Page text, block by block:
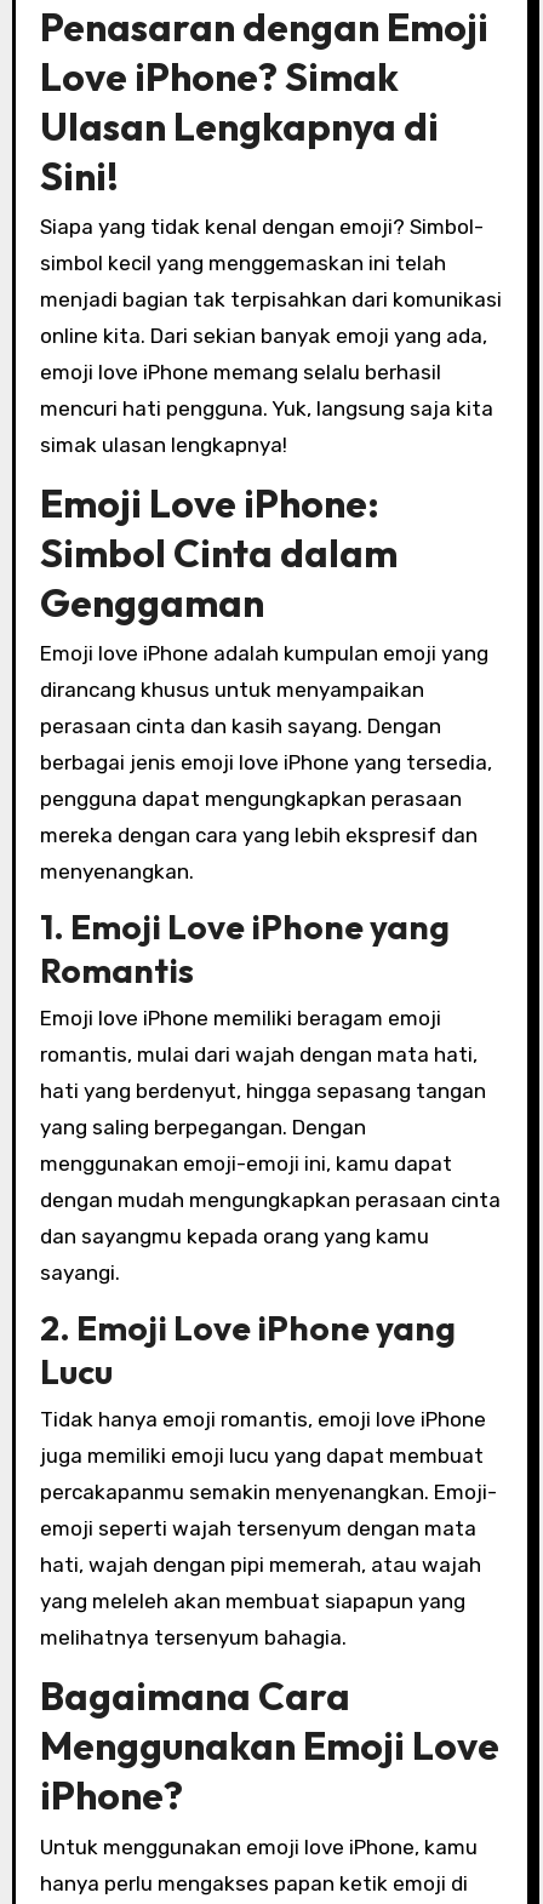
Penasaran dengan Emoji
Love iPhone? Simak
Ulasan Lengkapnya di
Sini!
Siapa yang tidak kenal dengan emoji? Simbol-
simbol kecil yang menggemaskan ini telah
menjadi bagian tak terpisahkan dari komunikasi
online kita. Dari sekian banyak emoji yang ada,
emoji love iPhone memang selalu berhasil
mencuri hati pengguna. Yuk, langsung saja kita
simak ulasan lengkapnya!
Emoji Love iPhone:
Simbol Cinta dalam
Genggaman
Emoji love iPhone adalah kumpulan emoji yang
dirancang khusus untuk menyampaikan
perasaan cinta dan kasih sayang. Dengan
berbagai jenis emoji love iPhone yang tersedia,
pengguna dapat mengungkapkan perasaan
mereka dengan cara yang lebih ekspresif dan
menyenangkan.
1. Emoji Love iPhone yang
Romantis
Emoji love iPhone memiliki beragam emoji
romantis, mulai dari wajah dengan mata hati,
hati yang berdenyut, hingga sepasang tangan
yang saling berpegangan. Dengan
menggunakan emoji-emoji ini, kamu dapat
dengan mudah mengungkapkan perasaan cinta
dan sayangmu kepada orang yang kamu
sayangi.
2. Emoji Love iPhone yang
Lucu
Tidak hanya emoji romantis, emoji love iPhone
juga memiliki emoji lucu yang dapat membuat
percakapanmu semakin menyenangkan. Emoji-
emoji seperti wajah tersenyum dengan mata
hati, wajah dengan pipi memerah, atau wajah
yang meleleh akan membuat siapapun yang
melihatnya tersenyum bahagia.
Bagaimana Cara
Menggunakan Emoji Love
iPhone?
Untuk menggunakan emoji love iPhone, kamu
hanya perlu mengakses papan ketik emoji di